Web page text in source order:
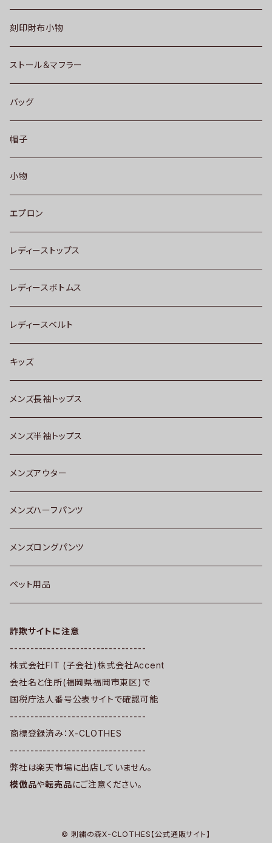
刻印財布小物
ストール＆マフラー
バッグ
帽子
小物
エプロン
レディーストップス
レディースボトムス
レディースベルト
キッズ
メンズ長袖トップス
メンズ半袖トップス
メンズアウター
メンズハーフパンツ
メンズロングパンツ
ペット用品
詐欺サイトに注意
---------------------------------
株式会社FIT (子会社)株式会社Accent
会社名と住所(福岡県福岡市東区)で
国税庁法人番号公表サイトで確認可能
---------------------------------
商標登録済み：X-CLOTHES
---------------------------------
弊社は楽天市場に出店していません。
模倣品や転売品にご注意ください。
© 刺繍の森X-CLOTHES【公式通販サイト】